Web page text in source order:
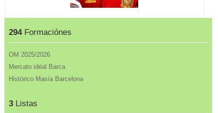
294Formaciónes
OM 2025/2026
Mercato idéal Barca
Histórico Masía Barcelona
3 Listas